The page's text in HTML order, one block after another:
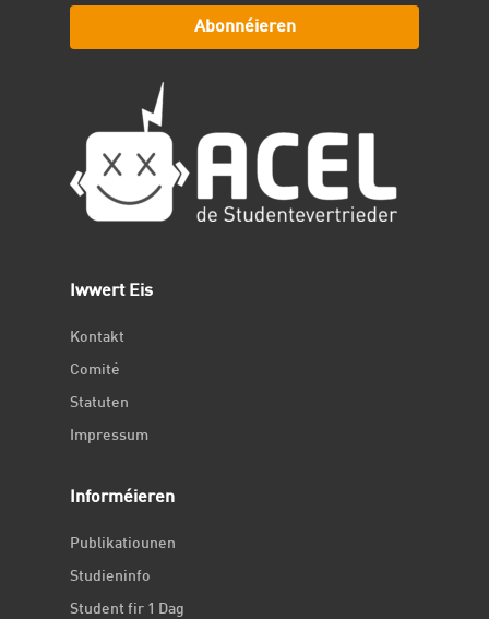
Abonnéieren
Iwwert Eis
Kontakt
Comité
Statuten
Impressum
Informéieren
Publikatiounen
Studieninfo
Student fir 1 Dag